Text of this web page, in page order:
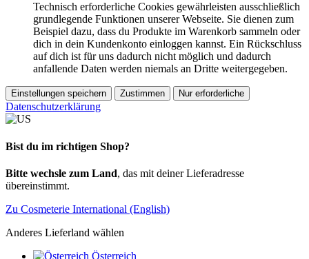
Technisch erforderliche Cookies gewährleisten ausschließlich
grundlegende Funktionen unserer Webseite. Sie dienen zum
Beispiel dazu, dass du Produkte im Warenkorb sammeln oder
dich in dein Kundenkonto einloggen kannst. Ein Rückschluss
auf dich ist für uns dadurch nicht möglich und dadurch
anfallende Daten werden niemals an Dritte weitergegeben.
Einstellungen speichern Zustimmen Nur erforderliche
Datenschutzerklärung
Bist du im richtigen Shop?
Bitte wechsle zum Land, das mit deiner Lieferadresse
übereinstimmt.
Zu Cosmeterie International (English)
Anderes Lieferland wählen
Österreich